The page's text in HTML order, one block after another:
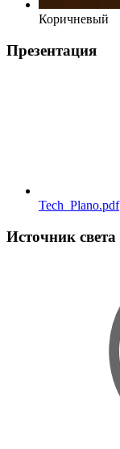
Коричневый
Презентация
Tech_Plano.pdf
Источник света